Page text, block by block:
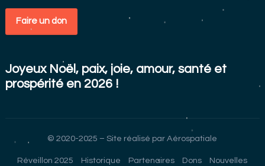
Faire un don
Joyeux Noël, paix, joie, amour, santé et
prospérité en 2026 !
© 2020-2025 – Site réalisé parAérospatiale
Réveillon 2025 Historique Partenaires Dons
Nouvelles